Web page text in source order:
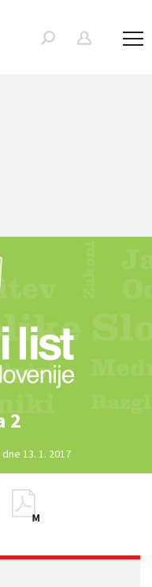
2
13. 1. 2017